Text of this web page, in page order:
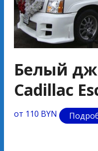
Белый
Cadillac
от 110 BYN